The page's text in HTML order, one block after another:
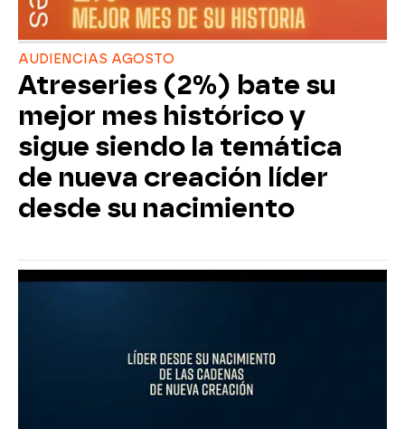
AUDIENCIAS AGOSTO
Atreseries (2%) bate su
mejor mes histórico y
sigue siendo la temática
de nueva creación líder
desde su nacimiento